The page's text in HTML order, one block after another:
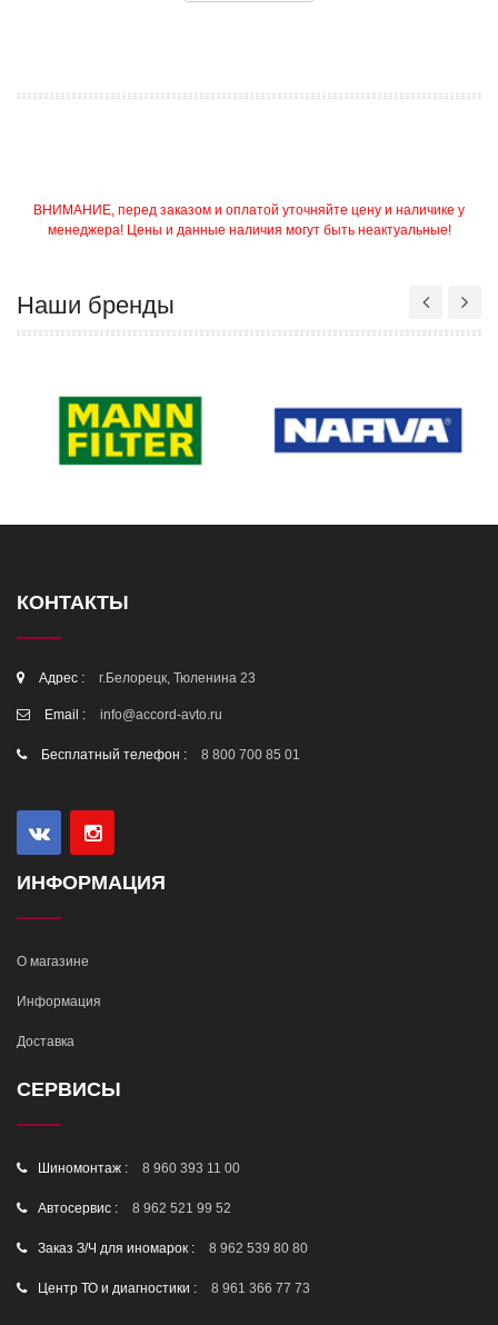
ВНИМАНИЕ, перед заказом и оплатой уточняйте цену и наличике у
менеджера! Цены и данные наличия могут быть неактуальные!
Наши бренды
КОНТАКТЫ
Адрес : г.Белорецк, Тюленина 23
Email : info@accord-avto.ru
Бесплатный телефон : 8 800 700 85 01
ИНФОРМАЦИЯ
О магазине
Информация
Доставка
СЕРВИСЫ
Шиномонтаж : 8 960 393 11 00
Автосервис : 8 962 521 99 52
Заказ З/Ч для иномарок : 8 962 539 80 80
Центр ТО и диагностики : 8 961 366 77 73